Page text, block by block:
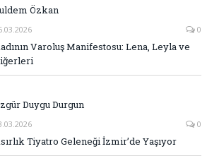
Özkan
0
Varoluş Manifestosu: Lena, Leyla ve
Duygu Durgun
0
Tiyatro Geleneği İzmir’de Yaşıyor